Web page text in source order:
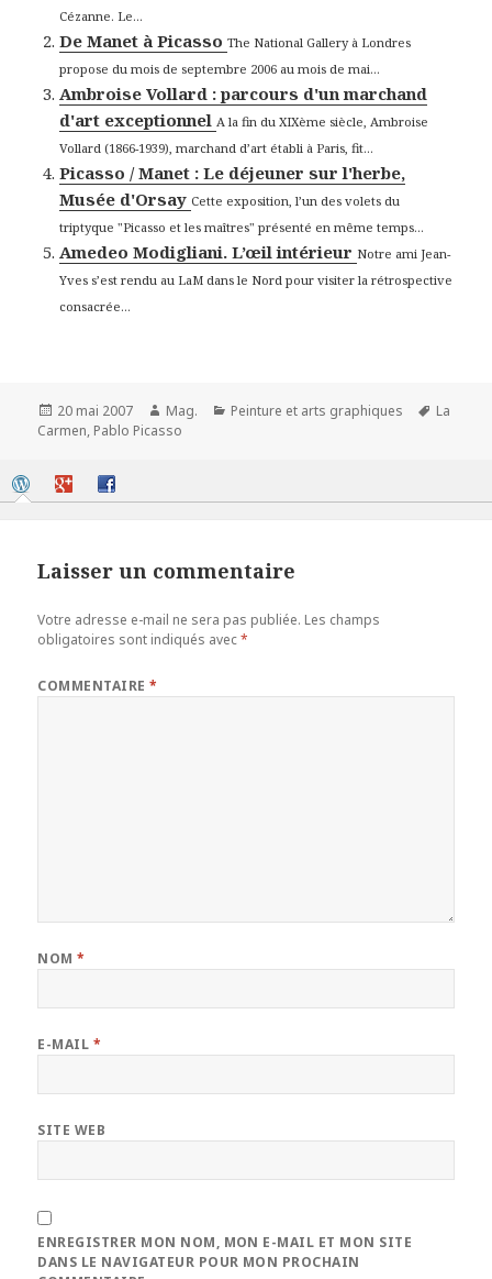
Cézanne. Le...
De Manet à PicassoThe National Gallery à Londres
propose du mois de septembre 2006 au mois de mai...
Ambroise Vollard : parcours d'un marchand
d'art exceptionnelA la fin du XIXème siècle, Ambroise
Vollard (1866-1939), marchand d’art établi à Paris, fit...
Picasso / Manet : Le déjeuner sur l'herbe,
Musée d'Orsay Cette exposition, l’un des volets du
triptyque "Picasso et les maîtres" présenté en même temps...
Amedeo Modigliani. L’œil intérieur Notre ami Jean-
Yves s’est rendu au LaM dans le Nord pour visiter la rétrospective
consacrée...
Publié
le
20 mai 2007 Auteur
Mag. Catégories
Peinture et arts graphiques
Mots-
La
Carmen, Pablo Picasso
Laisser un commentaire
Votre adresse e-mail ne sera pas publiée. Les champs
obligatoires sont indiqués avec*
COMMENTAIRE*
NOM*
E-MAIL *
SITE WEB
ENREGISTRER MON NOM, MON E-MAIL ET MON SITE
DANS LE NAVIGATEUR POUR MON PROCHAIN